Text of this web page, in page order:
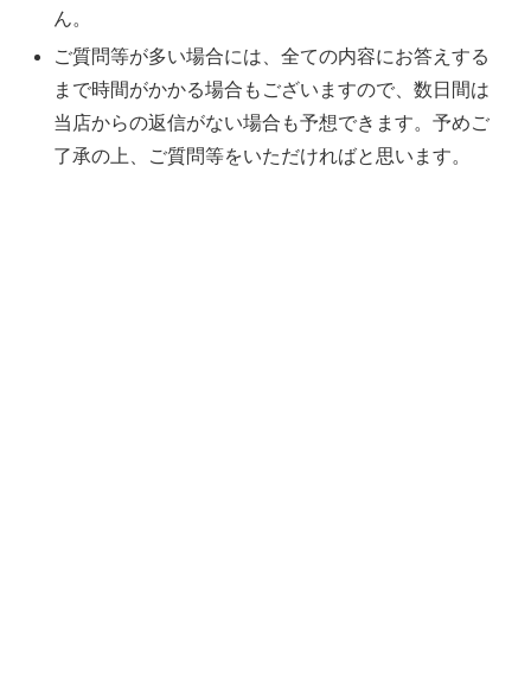
ん。
ご質問等が多い場合には、全ての内容にお答えする
まで時間がかかる場合もございますので、数日間は
当店からの返信がない場合も予想できます。予めご
了承の上、ご質問等をいただければと思います。